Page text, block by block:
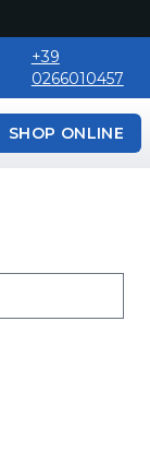
+39
0266010457
SHOP ONLINE